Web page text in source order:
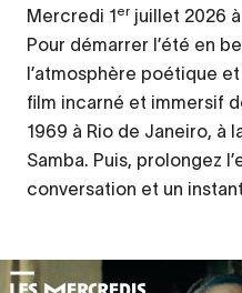
Mercredi 1er juillet 2026 à
Pour démarrer l’été en
l’atmosphère poétique
film incarné et immersif
1969 à Rio de Janeiro, à
Samba. Puis, prolongez
conversation et un